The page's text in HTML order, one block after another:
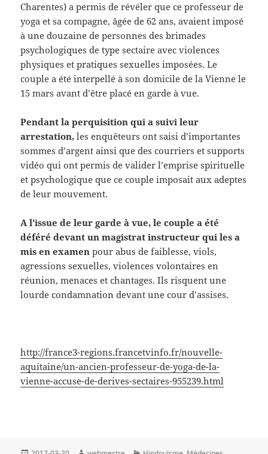
Charentes) a permis de révéler que ce professeur de
yoga et sa compagne, âgée de 62 ans, avaient imposé
à une douzaine de personnes des brimades
psychologiques de type sectaire avec violences
physiques et pratiques sexuelles imposées. Le
couple a été interpellé à son domicile de la Vienne le
15 mars avant d’être placé en garde à vue.
Pendant la perquisition qui a suivi leur
arrestation, les enquêteurs ont saisi d’importantes
sommes d’argent ainsi que des courriers et supports
vidéo qui ont permis de valider l’emprise spirituelle
et psychologique que ce couple imposait aux adeptes
de leur mouvement.
A l’issue de leur garde à vue, le couple a été
déféré devant un magistrat instructeur qui les a
mis en examen pour abus de faiblesse, viols,
agressions sexuelles, violences volontaires en
réunion, menaces et chantages. Ils risquent une
lourde condamnation devant une cour d’assises.
http://france3-regions.francetvinfo.fr/nouvelle-
aquitaine/un-ancien-professeur-de-yoga-de-la-
vienne-accuse-de-derives-sectaires-955239.html